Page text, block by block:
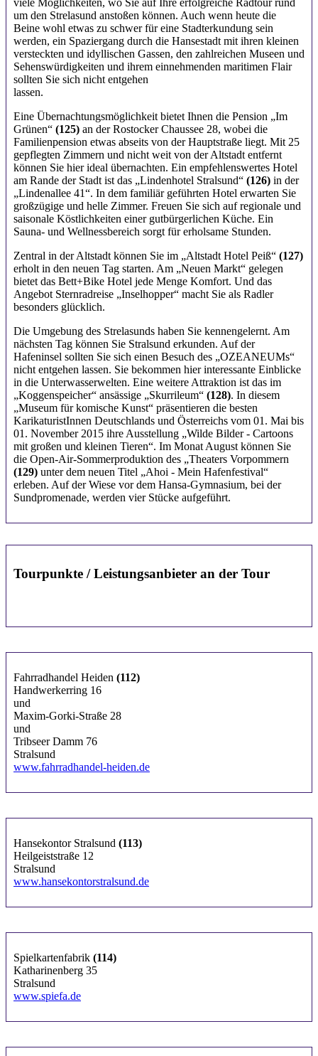
viele Möglichkeiten, wo Sie auf Ihre erfolgreiche Radtour rund
um den Strelasund anstoßen können. Auch wenn heute die
Beine wohl etwas zu schwer für eine Stadterkundung sein
werden, ein Spaziergang durch die Hansestadt mit ihren kleinen
versteckten und idyllischen Gassen, den zahlreichen Museen und
Sehenswürdigkeiten und ihrem einnehmenden maritimen Flair
sollten Sie sich nicht entgehen
lassen.
Eine Übernachtungsmöglichkeit bietet Ihnen die Pension „Im
Grünen“ (125) an der Rostocker Chaussee 28, wobei die
Familienpension etwas abseits von der Hauptstraße liegt. Mit 25
gepflegten Zimmern und nicht weit von der Altstadt entfernt
können Sie hier ideal übernachten. Ein empfehlenswertes Hotel
am Rande der Stadt ist das „Lindenhotel Stralsund“ (126) in der
„Lindenallee 41“. In dem familiär geführten Hotel erwarten Sie
großzügige und helle Zimmer. Freuen Sie sich auf regionale und
saisonale Köstlichkeiten einer gutbürgerlichen Küche. Ein
Sauna- und Wellnessbereich sorgt für erholsame Stunden.
Zentral in der Altstadt können Sie im „Altstadt Hotel Peiß“ (127)
erholt in den neuen Tag starten. Am „Neuen Markt“ gelegen
bietet das Bett+Bike Hotel jede Menge Komfort. Und das
Angebot Sternradreise „Inselhopper“ macht Sie als Radler
besonders glücklich.
Die Umgebung des Strelasunds haben Sie kennengelernt. Am
nächsten Tag können Sie Stralsund erkunden. Auf der
Hafeninsel sollten Sie sich einen Besuch des „OZEANEUMs“
nicht entgehen lassen. Sie bekommen hier interessante Einblicke
in die Unterwasserwelten. Eine weitere Attraktion ist das im
„Koggenspeicher“ ansässige „Skurrileum“ (128). In diesem
„Museum für komische Kunst“ präsentieren die besten
KarikaturistInnen Deutschlands und Österreichs vom 01. Mai bis
01. November 2015 ihre Ausstellung „Wilde Bilder - Cartoons
mit großen und kleinen Tieren“. Im Monat August können Sie
die Open-Air-Sommerproduktion des „Theaters Vorpommern
(129) unter dem neuen Titel „Ahoi - Mein Hafenfestival“
erleben. Auf der Wiese vor dem Hansa-Gymnasium, bei der
Sundpromenade, werden vier Stücke aufgeführt.
Tourpunkte / Leistungsanbieter an der Tour
Fahrradhandel Heiden (112)
Handwerkerring 16
und
Maxim-Gorki-Straße 28
und
Tribseer Damm 76
Stralsund
www.fahrradhandel-heiden.de
Hansekontor Stralsund (113)
Heilgeiststraße 12
Stralsund
www.hansekontorstralsund.de
Spielkartenfabrik (114)
Katharinenberg 35
Stralsund
www.spiefa.de